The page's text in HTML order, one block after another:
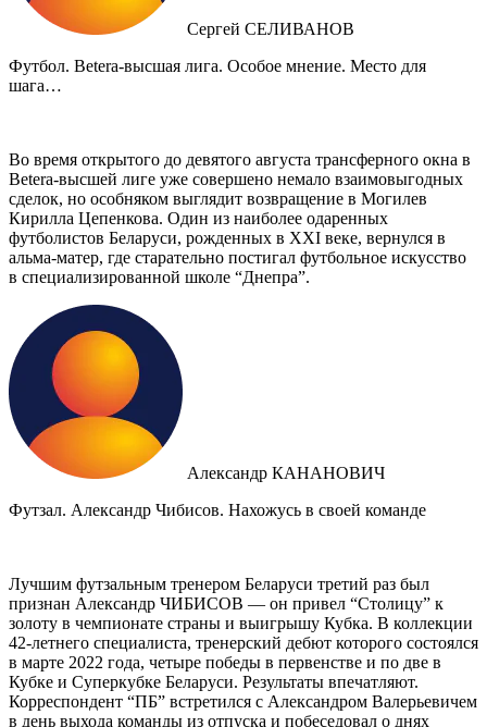
Сергей СЕЛИВАНОВ
Футбол. Betera-высшая лига. Особое мнение. Место для
шага…
Во время открытого до девятого августа трансферного окна в
Betera-высшей лиге уже совершено немало взаимовыгодных
сделок, но особняком выглядит возвращение в Могилев
Кирилла Цепенкова. Один из наиболее одаренных
футболистов Беларуси, рожденных в XXI веке, вернулся в
альма-матер, где старательно постигал футбольное искусство
в специализированной школе “Днепра”.
Александр КАНАНОВИЧ
Футзал. Александр Чибисов. Нахожусь в своей команде
Лучшим футзальным тренером Беларуси третий раз был
признан Александр ЧИБИСОВ — он привел “Столицу” к
золоту в чемпионате страны и выигрышу Кубка. В коллекции
42-летнего специалиста, тренерский дебют которого состоялся
в марте 2022 года, четыре победы в первенстве и по две в
Кубке и Суперкубке Беларуси. Результаты впечатляют.
Корреспондент “ПБ” встретился с Александром Валерьевичем
в день выхода команды из отпуска и побеседовал о днях